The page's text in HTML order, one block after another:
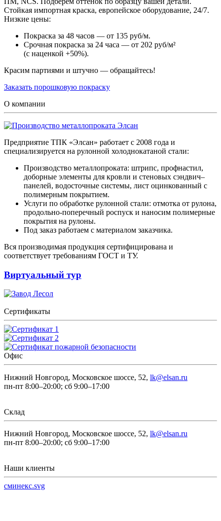
Стойкая импортная краска, европейское оборудование, 24/7.
Низкие цены:
Покраска за 48 часов — от 135 руб/м.
Срочная покраска за 24 часа — от 202 руб/м²
(с наценкой +50%).
Красим партиями и штучно — обращайтесь!
Заказать порошковую покраску
О компании
Предприятие ТПК «Элсан» работает с 2008 года и
специализируется на рулонной холоднокатаной стали:
Производство металлопроката: штрипс, профнастил,
доборные элементы для кровли и стеновых сэндвич–
панелей, водосточные системы, лист оцинкованный с
полимерным покрытием.
Услуги по обработке рулонной стали: отмотка от рулона,
продольно-поперечный роспуск и наносим полимерные
покрытия на рулоны.
Под заказ работаем с материалом заказчика.
Вся производимая продукция сертифицирована и
соответствует требованиям ГОСТ и ТУ.
Виртуальный тур
Сертификаты
Офис
Нижний Новгород, Московское шоссе, 52, lk@elsan.ru
пн-пт 8:00–20:00; сб 9:00–17:00
Склад
Нижний Новгород, Московское шоссе, 52, lk@elsan.ru
пн-пт 8:00–20:00; сб 9:00–17:00
Наши клиенты
сминекс.svg